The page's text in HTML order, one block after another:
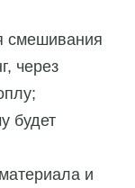
смешивания
через
будет
и